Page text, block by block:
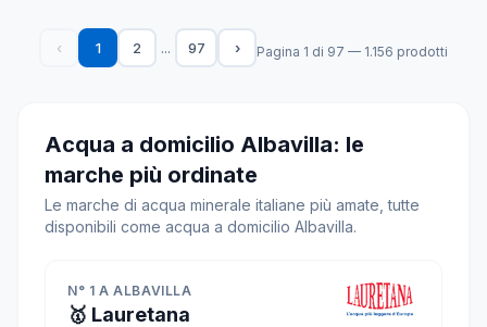
‹ 1 2 ... 97 › Pagina 1 di 97 — 1.156 prodotti
Acqua a domicilio Albavilla: le
marche più ordinate
Le marche di acqua minerale italiane più amate, tutte
disponibili come acqua a domicilio Albavilla.
N° 1 A ALBAVILLA
🥇 Lauretana